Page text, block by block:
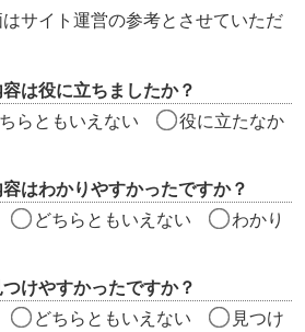
サイト運営の参考とさせていただ
は役に立ちましたか？
らともいえない
役に立たなか
はわかりやすかったですか？
どちらともいえない
わかり
けやすかったですか？
どちらともいえない
見つけ